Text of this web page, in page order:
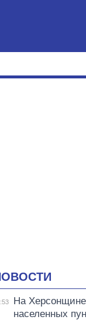
На
населенных